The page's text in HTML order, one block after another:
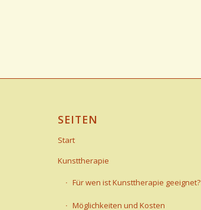
SEITEN
Start
Kunsttherapie
Für wen ist Kunsttherapie geeignet?
Möglichkeiten und Kosten